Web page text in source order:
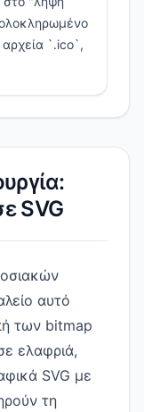
αρχεία `.ico`,
SVG
αυτό
των bitmap
ελαφριά,
SVG με
τη